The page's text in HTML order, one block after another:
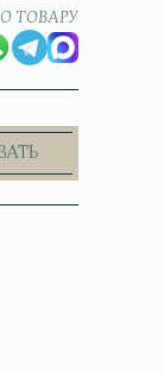
ТОВАРУ